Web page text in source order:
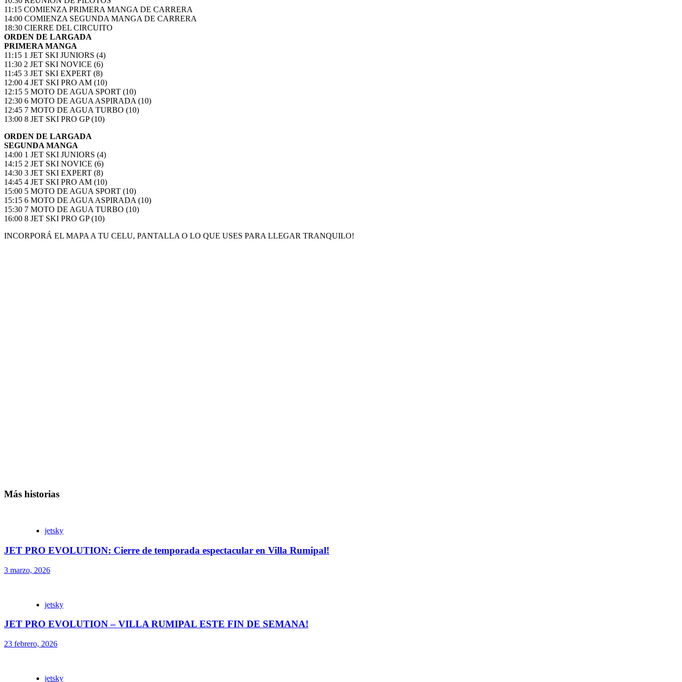
11:15 COMIENZA PRIMERA MANGA DE CARRERA
14:00 COMIENZA SEGUNDA MANGA DE CARRERA
18:30 CIERRE DEL CIRCUITO
ORDEN DE LARGADA
PRIMERA MANGA
11:15 1 JET SKI JUNIORS (4)
11:30 2 JET SKI NOVICE (6)
11:45 3 JET SKI EXPERT (8)
12:00 4 JET SKI PRO AM (10)
12:15 5 MOTO DE AGUA SPORT (10)
12:30 6 MOTO DE AGUA ASPIRADA (10)
12:45 7 MOTO DE AGUA TURBO (10)
13:00 8 JET SKI PRO GP (10)
ORDEN DE LARGADA
SEGUNDA MANGA
14:00 1 JET SKI JUNIORS (4)
14:15 2 JET SKI NOVICE (6)
14:30 3 JET SKI EXPERT (8)
14:45 4 JET SKI PRO AM (10)
15:00 5 MOTO DE AGUA SPORT (10)
15:15 6 MOTO DE AGUA ASPIRADA (10)
15:30 7 MOTO DE AGUA TURBO (10)
16:00 8 JET SKI PRO GP (10)
INCORPORÁ EL MAPA A TU CELU, PANTALLA O LO QUE USES PARA LLEGAR TRANQUILO!
Más historias
jetsky
JET PRO EVOLUTION: Cierre de temporada espectacular en Villa Rumipal!
3 marzo, 2026
jetsky
JET PRO EVOLUTION – VILLA RUMIPAL ESTE FIN DE SEMANA!
23 febrero, 2026
jetsky